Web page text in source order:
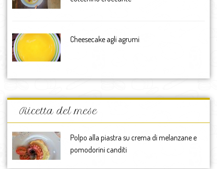
Cheesecake agli agrumi
Ricetta del mese
Polpo alla piastra su crema di melanzane e
pomodorini canditi